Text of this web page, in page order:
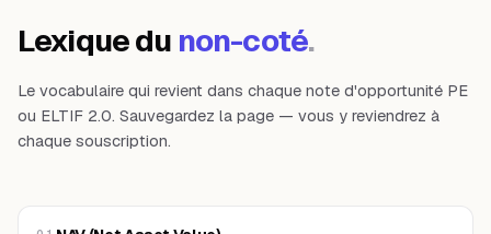
Lexique du non-coté.
Le vocabulaire qui revient dans chaque note d'opportunité PE
ou ELTIF 2.0. Sauvegardez la page — vous y reviendrez à
chaque souscription.